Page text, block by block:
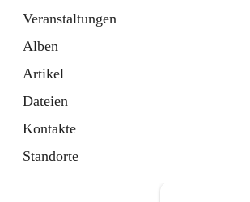
Veranstaltungen
Alben
Artikel
Dateien
Kontakte
Standorte